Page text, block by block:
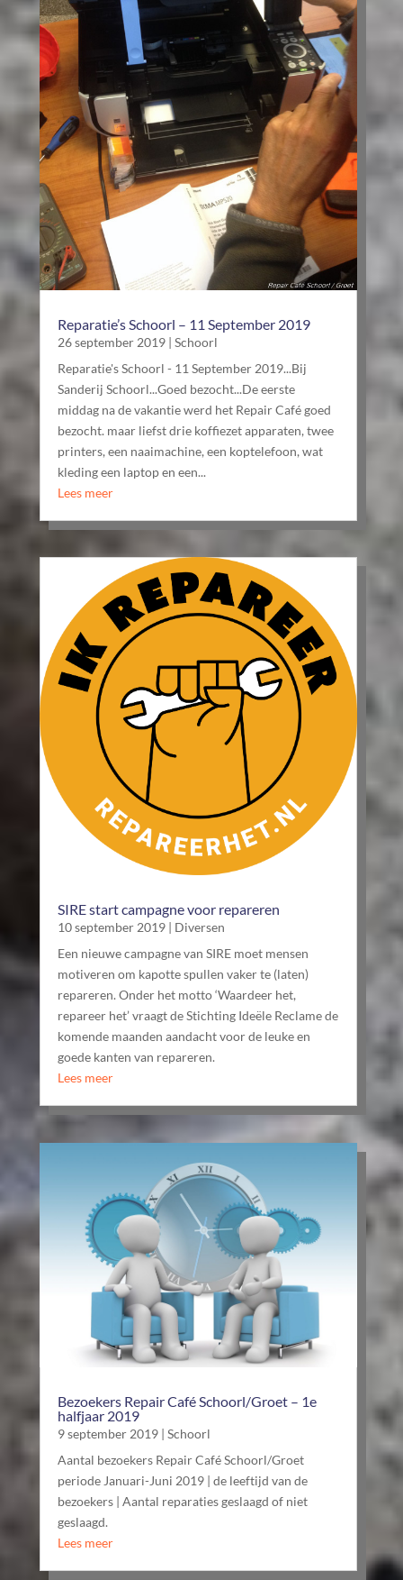
Reparatie’s Schoorl – 11 September 2019
26 september 2019 |Schoorl
Reparatie's Schoorl - 11 September 2019...Bij
Sanderij Schoorl...Goed bezocht...De eerste
middag na de vakantie werd het Repair Café goed
bezocht. maar liefst drie koffiezet apparaten, twee
printers, een naaimachine, een koptelefoon, wat
kleding een laptop en een...
Lees meer
SIRE start campagne voor repareren
10 september 2019 | Diversen
Een nieuwe campagne van SIRE moet mensen
motiveren om kapotte spullen vaker te (laten)
repareren. Onder het motto ‘Waardeer het,
repareer het’ vraagt de Stichting Ideële Reclame de
komende maanden aandacht voor de leuke en
goede kanten van repareren.
Lees meer
Bezoekers Repair Café Schoorl/Groet – 1e
halfjaar 2019
9 september 2019 |Schoorl
Aantal bezoekers Repair Café Schoorl/Groet
periode Januari-Juni 2019 | de leeftijd van de
bezoekers | Aantal reparaties geslaagd of niet
geslaagd.
Lees meer